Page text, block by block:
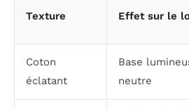
Texture Effet sur le
Coton
éclatant
Base
neutre